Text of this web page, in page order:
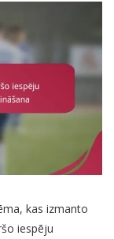
kas izmanto
iespēju